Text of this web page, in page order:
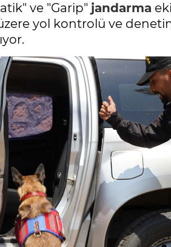
ve "Garip" jandarma
yol kontrolü ve